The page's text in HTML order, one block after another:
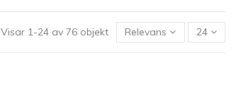
Visar 1-24 av 76 objekt Relevans 24